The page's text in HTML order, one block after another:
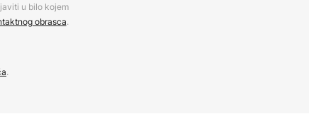
u bilo kojem
obrasca.
.